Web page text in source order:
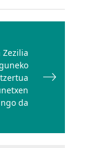
Zezilia
da